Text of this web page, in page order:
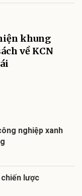
khung
về KCN
nghiệp xanh
lược